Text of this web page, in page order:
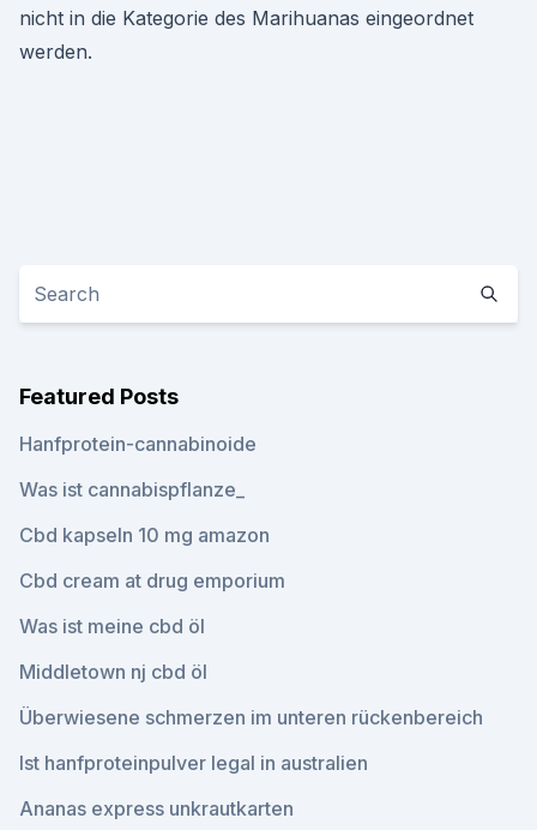
nicht in die Kategorie des Marihuanas eingeordnet
werden.
Featured Posts
Hanfprotein-cannabinoide
Was ist cannabispflanze_
Cbd kapseln 10 mg amazon
Cbd cream at drug emporium
Was ist meine cbd öl
Middletown nj cbd öl
Überwiesene schmerzen im unteren rückenbereich
Ist hanfproteinpulver legal in australien
Ananas express unkrautkarten